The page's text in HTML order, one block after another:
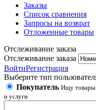
Заказы
Список сравнения
Запросы на возврат
Отложенные товары
Отслеживание заказа
Отслеживание заказа
ВойтиРегистрация
Выберите тип
Покупатель Ищу товары
и услуги